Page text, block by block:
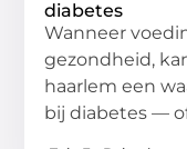
diabetes
Wanneer
gezondheid,
haarlem een
bij diabetes —